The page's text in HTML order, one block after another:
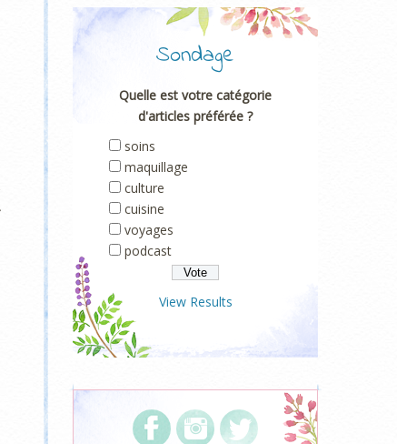
Sondage
Quelle est votre catégorie
d'articles préférée ?
soins
maquillage
culture
cuisine
voyages
podcast
View Results